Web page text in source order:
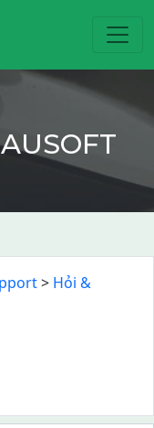
> Hỏi &